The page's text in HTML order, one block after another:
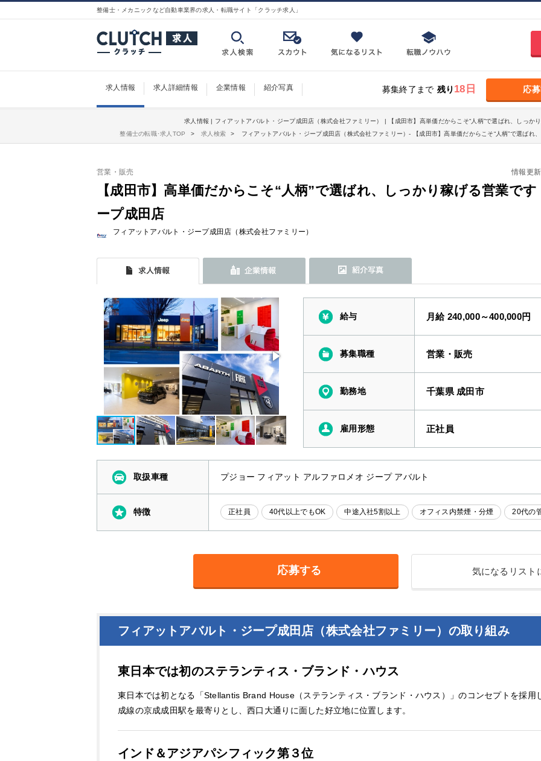
整備士・メカニックなど自動車業界の求人・転職サイト「クラッチ求人」
求人情報 求人詳細情報 企業情報 紹介写真 応
募集終了まで 残り 18日
求人情報 | フィアットアバルト・ジープ成田店（株式会社ファミリー） | 【成田市】高単価だからこそ“人柄”で選ばれ、しっ
整備士の転職･求人TOP
求人検索 フィアットアバルト・ジープ成田店（株式会社ファミリー）- 【成田市】高単価だからこそ“人柄”で選ば
情報更
営業・販売
【成田市】高単価だからこそ“人柄”で選ばれ、しっかり稼げる営業で
ープ成田店
フィアットアバルト・ジープ成田店（株式会社ファミリー）
給与 月給 240,000～400,000円
募集職種 営業・販売
勤務地 千葉県 成田市
雇用形態 正社員
取扱車種 プジョー フィアット アルファロメオ ジープ アバルト
特徴 正社員 40代以上でもOK 中途入社5割以上 オフィス内禁煙・分煙 20代の
応募する 気になるリスト
フィアットアバルト・ジープ成田店（株式会社ファミリー）の取り組み
東日本では初のステランティス・ブランド・ハウス
東日本では初となる「Stellantis Brand House（ステランティス・ブランド・ハウス）」のコンセプトを採用
成線の京成成田駅を最寄りとし、西口大通りに面した好立地に位置します。
インド＆アジアパシフィック第３位